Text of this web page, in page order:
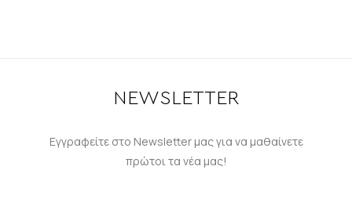
NEWSLETTER
Εγγραφείτε στο Newsletter μας για να μαθαίνετε
πρώτοι τα νέα μας!